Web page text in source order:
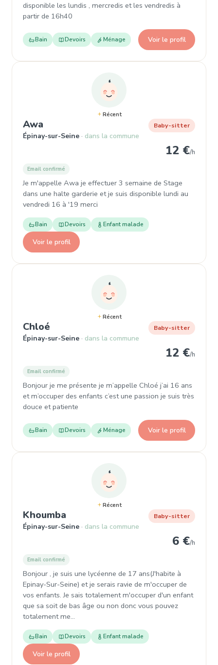
disponible les lundis , mercredis et les vendredis à
partir de 16h40
Bain Devoirs Ménage Voir le profil
Récent
Awa , Baby-sitter à Épinay-sur-Seine
Épinay-sur-Seine dans la commune
Baby-sitter
12 €/h
Email confirmé
Je m'appelle Awa je effectuer 3 semaine de Stage
dans une halte garderie et je suis disponible lundi au
vendredi 16 à '19 merci
Bain Devoirs Enfant malade
Voir le profil
Récent
Chloé , Baby-sitter à Épinay-sur-Seine
Épinay-sur-Seine dans la commune
Baby-sitter
12 €/h
Email confirmé
Bonjour je me présente je m’appelle Chloé j’ai 16 ans
et m’occuper des enfants c’est une passion je suis très
douce et patiente
Bain Devoirs Ménage Voir le profil
Récent
Khoumba , Baby-sitter à Épinay-sur-Seine
Épinay-sur-Seine dans la commune
Baby-sitter
6 €/h
Email confirmé
Bonjour , je suis une lycéenne de 17 ans(J'habite à
Epinay-Sur-Seine) et je serais ravie de m'occuper de
vos enfants. Je sais totalement m'occuper d'un enfant
que sa soit de bas âge ou non donc vous pouvez
totalement me…
Bain Devoirs Enfant malade
Voir le profil